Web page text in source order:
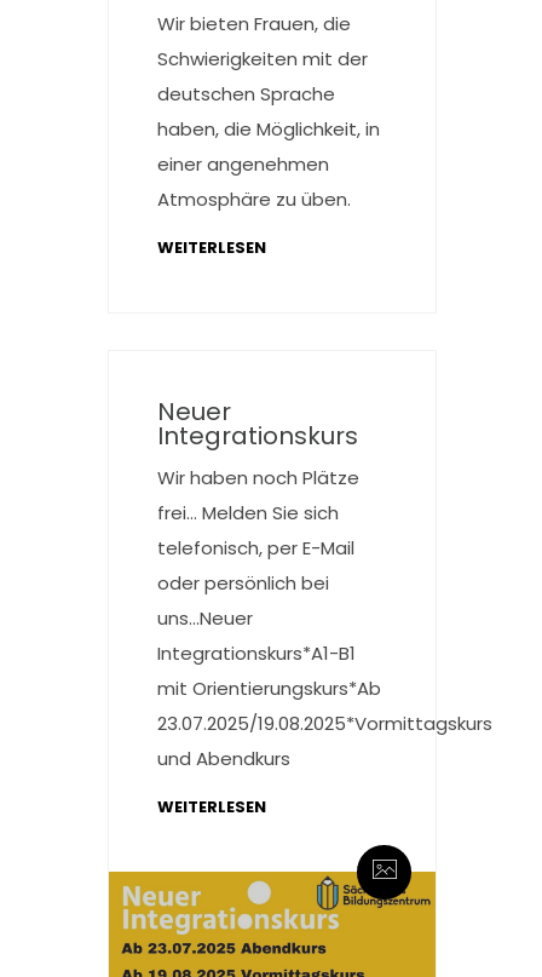
Wir bieten Frauen, die
Schwierigkeiten mit der
deutschen Sprache
haben, die Möglichkeit, in
einer angenehmen
Atmosphäre zu üben.
WEITERLESEN
Neuer
Integrationskurs
Wir haben noch Plätze
frei… Melden Sie sich
telefonisch, per E-Mail
oder persönlich bei
uns...Neuer
Integrationskurs*A1-B1
mit Orientierungskurs*Ab
23.07.2025/19.08.2025*Vormittagskurs
und Abendkurs
WEITERLESEN